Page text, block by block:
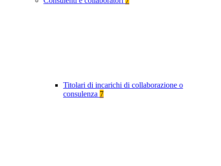
Titolari di incarichi di collaborazione o
consulenza 7